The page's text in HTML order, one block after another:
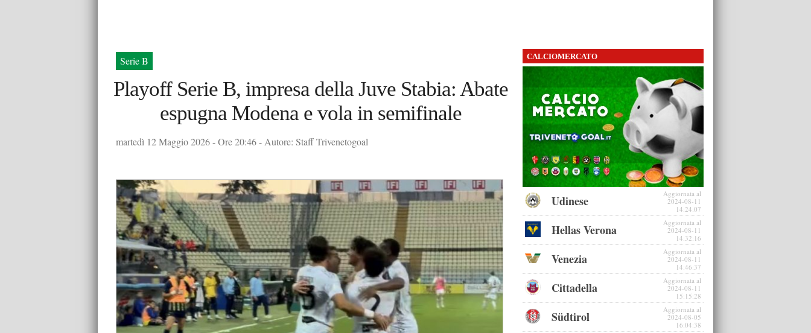
Serie B
Playoff Serie B, impresa della Juve Stabia: Abate
espugna Modena e vola in semifinale
martedì 12 Maggio 2026 - Ore 20:46 - Autore: Staff Trivenetogoal
CALCIOMERCATO
Udinese
Aggiornata al
2024-08-11
14:24:07
Hellas Verona
Aggiornata al
2024-08-11
14:32:16
Venezia
Aggiornata al
2024-08-11
14:46:37
Cittadella
Aggiornata al
2024-08-11
15:15:28
Südtirol
Aggiornata al
2024-08-05
16:04:38